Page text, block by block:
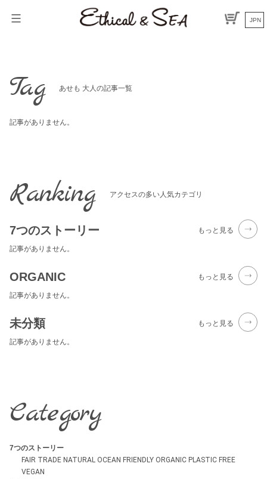
JPN
Tag あせも 大人の記事一覧
記事がありません。
Ranking アクセスの多い人気カテゴリ
7つのストーリー もっと見る
記事がありません。
ORGANIC もっと見る
記事がありません。
未分類 もっと見る
記事がありません。
Category
7つのストーリー
FAIR TRADE NATURAL OCEAN FRIENDLY ORGANIC PLASTIC FREE
VEGAN